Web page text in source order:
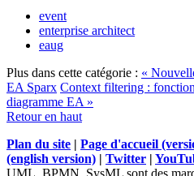
event
enterprise architect
eaug
Plus dans cette catégorie : «
EA Sparx Context filtering :
diagramme EA »
Retour en haut
Plan du site | Page d'accueil
(english version) | Twitter |
UML, BPMN, SysML sont des